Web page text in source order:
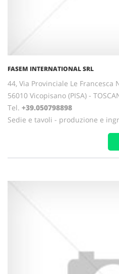
FASEM INTERNATIONAL SRL
44, Via Provinciale Le Francesca
56010 Vicopisano (PISA) -
Tel. +39.050798898
Sedie e tavoli - produzione e